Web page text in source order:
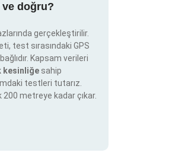
doğru?
gerçekleştirilir.
test sırasındaki GPS
Kapsam verileri
kesinliğe sahip
testleri tutarız.
metreye kadar çıkar.